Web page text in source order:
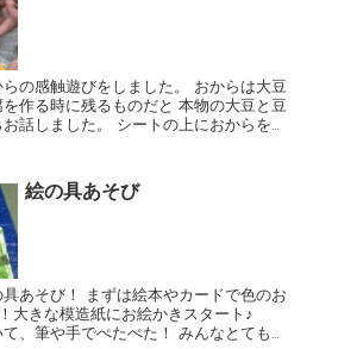
遊びをしました。 おからは大豆
に残るものだと 本物の大豆と豆
ートの上におからを広
絵の具あそび
やカードで色のお
手でぺたぺた！ みんなとても積